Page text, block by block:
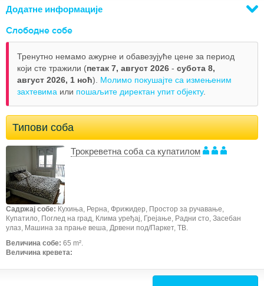
Додатне информације
Слободне собе
Тренутно немамо ажурне и обавезујуће цене за период
који сте тражили (петак 7, август 2026 - субота 8,
август 2026, 1 ноћ). Молимо покушајте са измењеним
захтевима или пошаљите директан упит објекту.
Типови соба
Трокреветна соба са купатилом
Садржај собе: Кухиња, Рерна, Фрижидер, Простор за ручавање,
Купатило, Поглед на град, Клима уређај, Грејање, Радни сто, Засебан
улаз, Машина за прање веша, Дрвени под/Паркет, ТВ.
Величина собе: 65 m².
Величина кревета: